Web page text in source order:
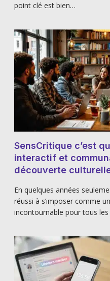
point clé est bien…
SensCritique c’est
interactif et
découverte
En quelques années
réussi à s’imposer comme
incontournable pour tous